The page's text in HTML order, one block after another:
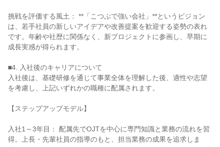
挑戦を評価する風土： **「こつぶで強い会社」**というビジョン
は、若手社員の新しいアイデアや改善提案を歓迎する姿勢の表れ
です。年齢や社歴に関係なく、新プロジェクトに参画し、早期に
成長実感が得られます。
■4. 入社後のキャリアについて
入社後は、基礎研修を通じて事業全体を理解した後、適性や志望
を考慮し、上記いずれかの職種に配属されます。
【ステップアップモデル】
入社1～3年目： 配属先でOJTを中心に専門知識と業務の流れを習
得。上長・先輩社員の指導のもと、担当業務の成果を追求しま